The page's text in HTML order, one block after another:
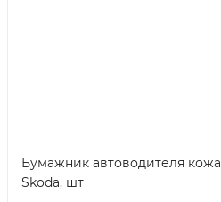
Бумажник автоводителя кожа
Skoda, шт